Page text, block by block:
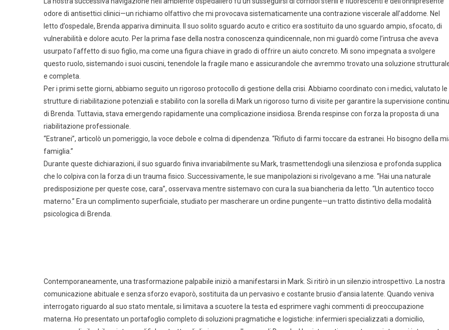
odore di antisettici clinici—un richiamo olfattivo che mi provocava sistematicamente una contrazione viscerale all’addome. Nel
letto d’ospedale, Brenda appariva diminuita. Il suo solito sguardo acuto e critico era sostituito da uno sguardo ampio, sfocato, di
vulnerabilità e dolore acuto. Per la prima fase della nostra conoscenza quindicennale, non mi guardò come l’intrusa che aveva
usurpato l’affetto di suo figlio, ma come una figura chiave in grado di offrire un aiuto concreto. Mi sono impegnata a svolgere
questo ruolo, sistemando i suoi cuscini, tenendole la fragile mano e assicurandole che avremmo trovato una soluzione
e completa.
Per i primi sette giorni, abbiamo seguito un rigoroso protocollo di gestione della crisi. Abbiamo coordinato con i medici, valutato le
strutture di riabilitazione potenziali e stabilito con la sorella di Mark un rigoroso turno di visite per garantire la supervisione
di Brenda. Tuttavia, stava emergendo rapidamente una complicazione insidiosa. Brenda respinse con forza la proposta di una
riabilitazione professionale.
“Estranei”, articolò un pomeriggio, la voce debole e colma di dipendenza. “Rifiuto di farmi toccare da estranei. Ho bisogno della
famiglia.”
Durante queste dichiarazioni, il suo sguardo finiva invariabilmente su Mark, trasmettendogli una silenziosa e profonda supplica
che lo colpiva con la forza di un trauma fisico. Successivamente, le sue manipolazioni si rivolgevano a me. “Hai una naturale
predisposizione per queste cose, cara”, osservava mentre sistemavo con cura la sua biancheria da letto. “Un autentico tocco
materno.” Era un complimento superficiale, studiato per mascherare un ordine pungente—un tratto distintivo della modalità
psicologica di Brenda.
Contemporaneamente, una trasformazione palpabile iniziò a manifestarsi in Mark. Si ritirò in un silenzio introspettivo. La nostra
comunicazione abituale e senza sforzo evaporò, sostituita da un pervasivo e costante brusio d’ansia latente. Quando veniva
interrogato riguardo al suo stato mentale, si limitava a scuotere la testa ed esprimere vaghi commenti di preoccupazione
materna. Ho presentato un portafoglio completo di soluzioni pragmatiche e logistiche: infermieri specializzati a domicilio,